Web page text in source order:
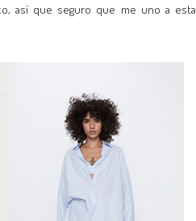
así que seguro que me uno a esta